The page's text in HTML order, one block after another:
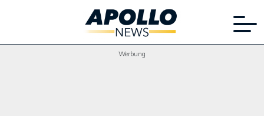
Werbung